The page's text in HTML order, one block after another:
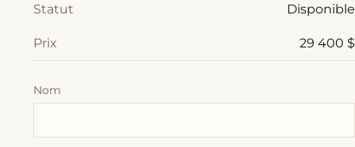
Statut Disponible
Prix 29 400 $
Nom